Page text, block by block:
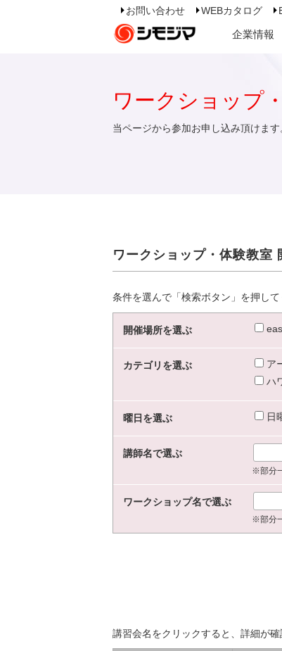
お問い合わせ WEBカタログ
企業情報
ワークショップ
当ページから参加お申し込み頂けます
ワークショップ・体験教室
条件を選んで「検索ボタン」を押し
開催場所を選ぶ
カテゴリを選ぶ ア
ハ
曜日を選ぶ 日
講師名で選ぶ
※部分
ワークショップ名で選ぶ
※部分
講習会名をクリックすると、詳細が確